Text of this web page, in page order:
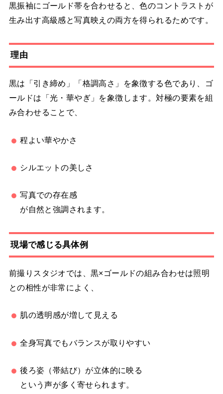
黒振袖にゴールド帯を合わせると、色のコントラストが
生み出す高級感と写真映えの両方を得られるためです。
理由
黒は「引き締め」「格調高さ」を象徴する色であり、ゴ
ールドは「光・華やぎ」を象徴します。対極の要素を組
み合わせることで、
程よい華やかさ
シルエットの美しさ
写真での存在感
が自然と強調されます。
現場で感じる具体例
前撮りスタジオでは、黒×ゴールドの組み合わせは照明
との相性が非常によく、
肌の透明感が増して見える
全身写真でもバランスが取りやすい
後ろ姿（帯結び）が立体的に映る
という声が多く寄せられます。